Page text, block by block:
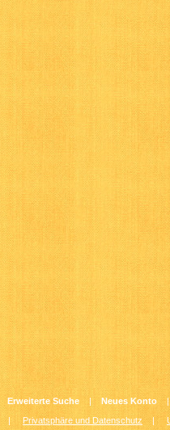
Erweiterte Suche | Neues Konto
| Privatsphäre und Datenschutz |